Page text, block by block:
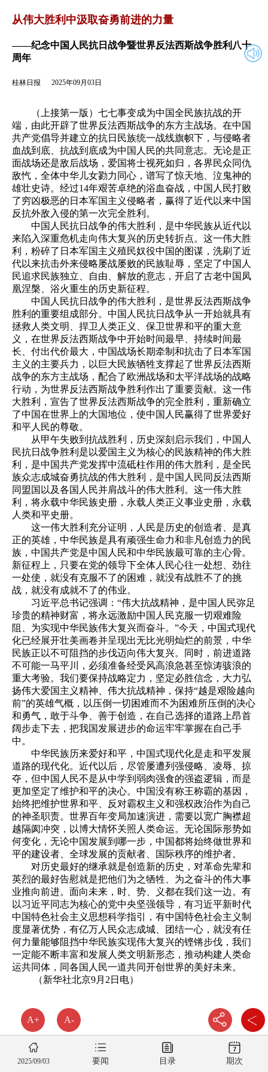
A+ A-
2025年09月03日
从伟大胜利中汲取奋勇前进的力量
——纪念中国人民抗日战争暨世界反法西斯战争胜利八十
周年
桂林日报 2025年09月03日
（上接第一版）七七事变成为中国全民族抗战的开
端，由此开辟了世界反法西斯战争的东方主战场。在中国
共产党倡导并建立的抗日民族统一战线旗帜下，与侵略者
血战到底、抗战到底成为中国人民的共同意志。无论是正
面战场还是敌后战场，爱国将士视死如归，各界民众同仇
敌忾，全体中华儿女勠力同心，谱写了惊天地、泣鬼神的
雄壮史诗。经过14年艰苦卓绝的浴血奋战，中国人民打败
了穷凶极恶的日本军国主义侵略者，赢得了近代以来中国
反抗外敌入侵的第一次完全胜利。
中国人民抗日战争的伟大胜利，是中华民族从近代以
来陷入深重危机走向伟大复兴的历史转折点。这一伟大胜
利，粉碎了日本军国主义殖民奴役中国的图谋，洗刷了近
代以来抗击外来侵略屡战屡败的民族耻辱，坚定了中国人
民追求民族独立、自由、解放的意志，开启了古老中国凤
凰涅槃、浴火重生的历史新征程。
中国人民抗日战争的伟大胜利，是世界反法西斯战争
胜利的重要组成部分。中国人民抗日战争从一开始就具有
拯救人类文明、捍卫人类正义、保卫世界和平的重大意
义，在世界反法西斯战争中开始时间最早、持续时间最
长、付出代价最大，中国战场长期牵制和抗击了日本军国
主义的主要兵力，以巨大民族牺牲支撑起了世界反法西斯
战争的东方主战场，配合了欧洲战场和太平洋战场的战略
行动，为世界反法西斯战争胜利作出了重要贡献。这一伟
大胜利，宣告了世界反法西斯战争的完全胜利，重新确立
了中国在世界上的大国地位，使中国人民赢得了世界爱好
和平人民的尊敬。
从甲午失败到抗战胜利，历史深刻启示我们，中国人
民抗日战争胜利是以爱国主义为核心的民族精神的伟大胜
利，是中国共产党发挥中流砥柱作用的伟大胜利，是全民
族众志成城奋勇抗战的伟大胜利，是中国人民同反法西斯
同盟国以及各国人民并肩战斗的伟大胜利。这一伟大胜
利，将永载中华民族史册，永载人类正义事业史册，永载
人类和平史册。
这一伟大胜利充分证明，人民是历史的创造者、是真
正的英雄，中华民族是具有顽强生命力和非凡创造力的民
族，中国共产党是中国人民和中华民族最可靠的主心骨。
新征程上，只要在党的领导下全体人民心往一处想、劲往
一处使，就没有克服不了的困难，就没有战胜不了的挑
战，就没有成就不了的伟业。
习近平总书记强调：“伟大抗战精神，是中国人民弥足
珍贵的精神财富，将永远激励中国人民克服一切艰难险
阻、为实现中华民族伟大复兴而奋斗。”今天，中国式现代
化已经展开壮美画卷并呈现出无比光明灿烂的前景，中华
民族正以不可阻挡的步伐迈向伟大复兴。同时，前进道路
不可能一马平川，必须准备经受风高浪急甚至惊涛骇浪的
重大考验。我们要保持战略定力，坚定必胜信念，大力弘
扬伟大爱国主义精神、伟大抗战精神，保持“越是艰险越向
前”的英雄气概，以压倒一切困难而不为困难所压倒的决心
和勇气，敢于斗争、善于创造，在自己选择的道路上昂首
阔步走下去，把我国发展进步的命运牢牢掌握在自己手
中。
中华民族历来爱好和平，中国式现代化是走和平发展
道路的现代化。近代以后，尽管屡遭列强侵略、凌辱、掠
夺，但中国人民不是从中学到弱肉强食的强盗逻辑，而是
更加坚定了维护和平的决心。中国没有称王称霸的基因，
始终把维护世界和平、反对霸权主义和强权政治作为自己
的神圣职责。世界百年变局加速演进，需要以宽广胸襟超
越隔阂冲突，以博大情怀关照人类命运。无论国际形势如
何变化，无论中国发展到哪一步，中国都将始终做世界和
平的建设者、全球发展的贡献者、国际秩序的维护者。
对历史最好的继承就是创造新的历史，对革命先辈和
英烈的最好告慰就是把他们为之牺牲、为之奋斗的伟大事
业推向前进。面向未来，时、势、义都在我们这一边。有
以习近平同志为核心的党中央坚强领导，有习近平新时代
中国特色社会主义思想科学指引，有中国特色社会主义制
度显著优势，有亿万人民众志成城、团结一心，就没有任
何力量能够阻挡中华民族实现伟大复兴的铿锵步伐，我们
一定能不断丰富和发展人类文明新形态，推动构建人类命
运共同体，同各国人民一道共同开创世界的美好未来。
（新华社北京9月2日电）
2025/09/03 要闻 目录 期次